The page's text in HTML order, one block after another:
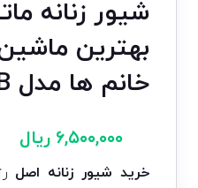
بهترین
خانم ها مدل BZ-203B
۶,۵۰۰,۰۰۰ ریال
خرید شیور زنانه اصل